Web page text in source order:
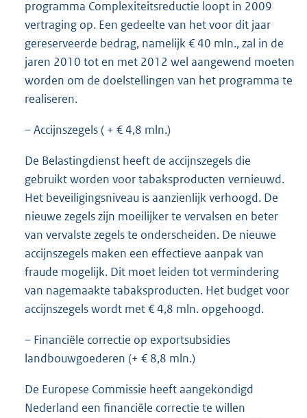
programma Complexiteitsreductie loopt in 2009
vertraging op. Een gedeelte van het voor dit jaar
gereserveerde bedrag, namelijk € 40 mln., zal in de
jaren 2010 tot en met 2012 wel aangewend moeten
worden om de doelstellingen van het programma te
realiseren.
– Accijnszegels ( + € 4,8 mln.)
De Belastingdienst heeft de accijnszegels die
gebruikt worden voor tabaksproducten vernieuwd.
Het beveiligingsniveau is aanzienlijk verhoogd. De
nieuwe zegels zijn moeilijker te vervalsen en beter
van vervalste zegels te onderscheiden. De nieuwe
accijnszegels maken een effectieve aanpak van
fraude mogelijk. Dit moet leiden tot vermindering
van nagemaakte tabaksproducten. Het budget voor
accijnszegels wordt met € 4,8 mln. opgehoogd.
– Financiële correctie op exportsubsidies
landbouwgoederen (+ € 8,8 mln.)
De Europese Commissie heeft aangekondigd
Nederland een financiële correctie te willen